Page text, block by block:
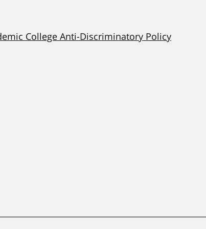
College Anti-Discriminatory Policy